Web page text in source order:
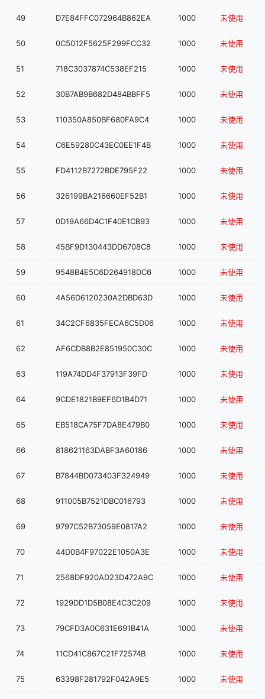
49 D7E84FFC072964B862EA 1000 未使用
50 0C5012F5625F299FCC32 1000 未使用
51 718C3037874C538EF215 1000 未使用
52 30B7AB9B682D484BBFF5 1000 未使用
53 110350A850BF680FA9C4 1000 未使用
54 C6E59280C43EC0EE1F4B 1000 未使用
55 FD4112B7272BDE795F22 1000 未使用
56 326199BA216660EF52B1 1000 未使用
57 0D19A66D4C1F40E1CB93 1000 未使用
58 45BF9D130443DD6708C8 1000 未使用
59 9548B4E5C6D264918DC6 1000 未使用
60 4A56D6120230A2DBD63D 1000 未使用
61 34C2CF6835FECA6C5D06 1000 未使用
62 AF6CDB8B2E851950C30C 1000 未使用
63 119A74DD4F37913F39FD 1000 未使用
64 9CDE1821B9EF6D1B4D71 1000 未使用
65 EB518CA75F7DA8E479B0 1000 未使用
66 818621163DABF3A60186 1000 未使用
67 B7844BD073403F324949 1000 未使用
68 911005B7521DBC016793 1000 未使用
69 9797C52B73059E0817A2 1000 未使用
70 44D0B4F97022E1050A3E 1000 未使用
71 2568DF920AD23D472A9C 1000 未使用
72 1929DD1D5B08E4C3C209 1000 未使用
73 79CFD3A0C631E691B41A 1000 未使用
74 11CD41C867C21F72574B 1000 未使用
75 63398F281792F042A9E5 1000 未使用